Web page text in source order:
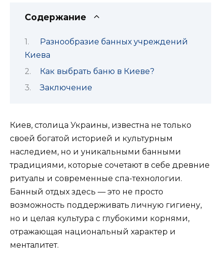
Содержание
Разнообразие банных учреждений
Киева
Как выбрать баню в Киеве?
Заключение
Киев, столица Украины, известна не только
своей богатой историей и культурным
наследием, но и уникальными банными
традициями, которые сочетают в себе древние
ритуалы и современные спа-технологии.
Банный отдых здесь — это не просто
возможность поддерживать личную гигиену,
но и целая культура с глубокими корнями,
отражающая национальный характер и
менталитет.